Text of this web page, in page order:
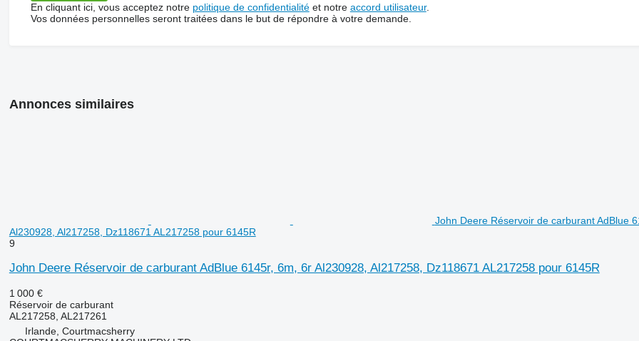
En cliquant ici, vous acceptez notre politique de confidentialitéet notre accord utilisateur.
Vos données personnelles seront traitées dans le but de répondre à votre demande.
Annonces similaires
John Deere Réservoir de carburant AdBlue
Al230928, Al217258, Dz118671 AL217258 pour 6145R
9
John Deere Réservoir de carburant AdBlue 6145r, 6m, 6r Al230928, Al217258, Dz118671 AL217258 pour 6145R
1 000 €
Réservoir de carburant
AL217258, AL217261
Irlande, Courtmacsherry